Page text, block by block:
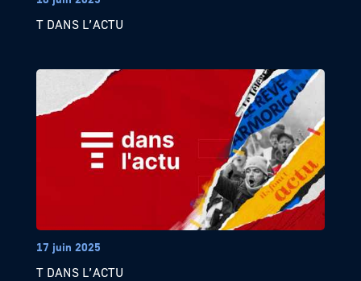
T DANS L’ACTU
17 juin 2025
T DANS L’ACTU